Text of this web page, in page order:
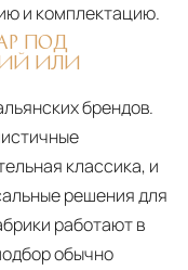
и комплектацию.
ПОД
ИЛИ
брендов.
классика, и
решения для
работают в
обычно